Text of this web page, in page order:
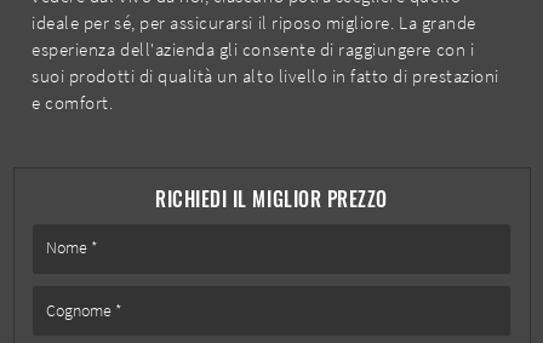
RICHIEDI IL MIGLIOR PREZZO
ideale per sé, per assicurarsi il riposo migliore. La grande
esperienza dell'azienda gli consente di raggiungere con i
suoi prodotti di qualità un alto livello in fatto di prestazioni
e comfort.